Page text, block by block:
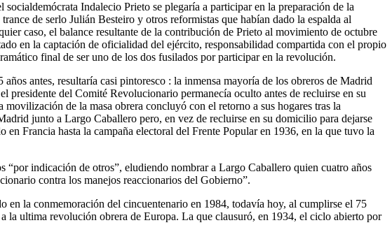
Indalecio Prieto se plegaría a participar en la preparación de la
de serlo Julián Besteiro y otros reformistas que habían dado la espalda al
caso, el balance resultante de la contribución de Prieto al movimiento de octubre
en la captación de oficialidad del ejército, responsabilidad compartida con el propio
final de ser uno de los dos fusilados por participar en la revolución.
antes, resultaría casi pintoresco : la inmensa mayoría de los obreros de Madrid
del Comité Revolucionario permanecía oculto antes de recluirse en su
de la masa obrera concluyó con el retorno a sus hogares tras la
junto a Largo Caballero pero, en vez de recluirse en su domicilio para dejarse
Francia hasta la campaña electoral del Frente Popular en 1936, en la que tuvo la
indicación de otros”, eludiendo nombrar a Largo Caballero quien cuatro años
contra los manejos reaccionarios del Gobierno”.
en la conmemoración del cincuentenario en 1984, todavía hoy, al cumplirse el 75
la ultima revolución obrera de Europa. La que clausuró, en 1934, el ciclo abierto por